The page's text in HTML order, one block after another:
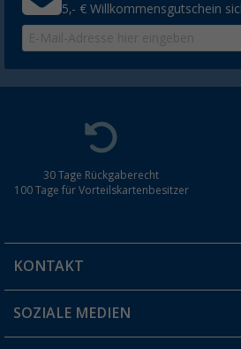
5,- € Willkommensgutschein
30 Tage Rückgaberecht
100 Tage für Vorteilskartenbesitzer
KONTAKT
Du hast eine Frage?
SOZIALE MEDIEN